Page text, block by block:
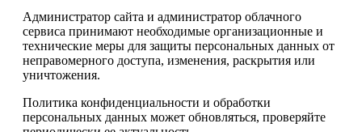
Администратор сайта и администратор облачного
сервиса принимают необходимые организационные и
технические меры для защиты персональных данных от
неправомерного доступа, изменения, раскрытия или
уничтожения.
Политика конфиденциальности и обработки
персональных данных может обновляться, проверяйте